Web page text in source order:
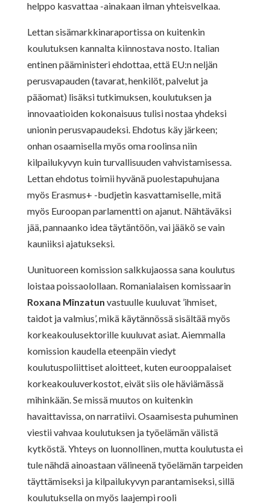
helppo kasvattaa -ainakaan ilman yhteisvelkaa.
Lettan sisämarkkinaraportissa on kuitenkin
koulutuksen kannalta kiinnostava nosto. Italian
entinen pääministeri ehdottaa, että EU:n neljän
perusvapauden (tavarat, henkilöt, palvelut ja
pääomat) lisäksi tutkimuksen, koulutuksen ja
innovaatioiden kokonaisuus tulisi nostaa yhdeksi
unionin perusvapaudeksi. Ehdotus käy järkeen;
onhan osaamisella myös oma roolinsa niin
kilpailukyvyn kuin turvallisuuden vahvistamisessa.
Lettan ehdotus toimii hyvänä puolestapuhujana
myös Erasmus+ -budjetin kasvattamiselle, mitä
myös Euroopan parlamentti on ajanut. Nähtäväksi
jää, pannaanko idea täytäntöön, vai jääkö se vain
kauniiksi ajatukseksi.
Uunituoreen komission salkkujaossa sana koulutus
loistaa poissaolollaan. Romanialaisen komissaarin
Roxana Mînzatun vastuulle kuuluvat ’ihmiset,
taidot ja valmius’, mikä käytännössä sisältää myös
korkeakoulusektorille kuuluvat asiat. Aiemmalla
komission kaudella eteenpäin viedyt
koulutuspoliittiset aloitteet, kuten eurooppalaiset
korkeakouluverkostot, eivät siis ole häviämässä
mihinkään. Se missä muutos on kuitenkin
havaittavissa, on narratiivi. Osaamisesta puhuminen
viestii vahvaa koulutuksen ja työelämän välistä
kytköstä. Yhteys on luonnollinen, mutta koulutusta ei
tule nähdä ainoastaan välineenä työelämän tarpeiden
täyttämiseksi ja kilpailukyvyn parantamiseksi, sillä
koulutuksella on myös laajempi rooli